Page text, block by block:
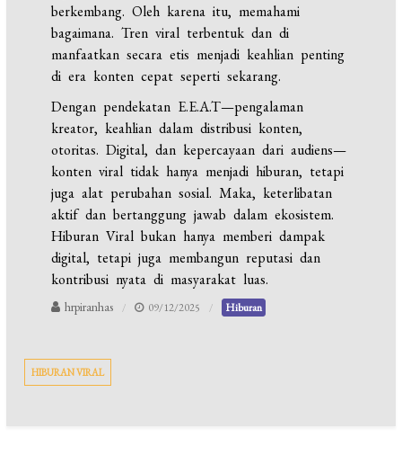
berkembang. Oleh karena itu, memahami
bagaimana. Tren viral terbentuk dan di
manfaatkan secara etis menjadi keahlian penting
di era konten cepat seperti sekarang.
Dengan pendekatan E.E.A.T—pengalaman
kreator, keahlian dalam distribusi konten,
otoritas. Digital, dan kepercayaan dari audiens—
konten viral tidak hanya menjadi hiburan, tetapi
juga alat perubahan sosial. Maka, keterlibatan
aktif dan bertanggung jawab dalam ekosistem.
Hiburan Viral bukan hanya memberi dampak
digital, tetapi juga membangun reputasi dan
kontribusi nyata di masyarakat luas.
hrpiranhas 09/12/2025 Hiburan
HIBURAN VIRAL